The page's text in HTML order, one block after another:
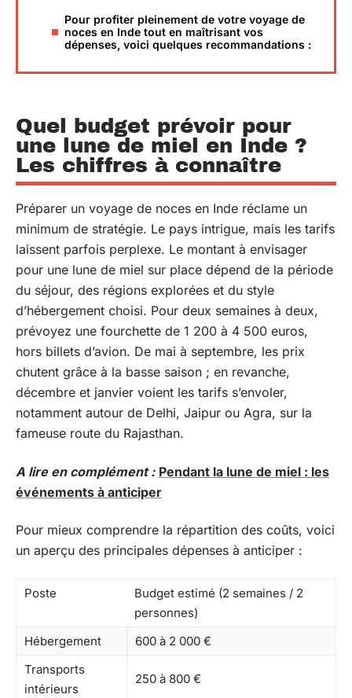
Pour profiter pleinement de votre voyage de
noces en Inde tout en maîtrisant vos
dépenses, voici quelques recommandations :
Quel budget prévoir pour
une lune de miel en Inde ?
Les chiffres à connaître
Préparer un voyage de noces en Inde réclame un
minimum de stratégie. Le pays intrigue, mais les tarifs
laissent parfois perplexe. Le montant à envisager
pour une lune de miel sur place dépend de la période
du séjour, des régions explorées et du style
d’hébergement choisi. Pour deux semaines à deux,
prévoyez une fourchette de 1 200 à 4 500 euros,
hors billets d’avion. De mai à septembre, les prix
chutent grâce à la basse saison ; en revanche,
décembre et janvier voient les tarifs s’envoler,
notamment autour de Delhi, Jaipur ou Agra, sur la
fameuse route du Rajasthan.
A lire en complément : Pendant la lune de miel : les
événements à anticiper
Pour mieux comprendre la répartition des coûts, voici
un aperçu des principales dépenses à anticiper :
Poste
Budget estimé (2 semaines / 2
personnes)
Hébergement
600 à 2 000 €
Transports
intérieurs
250 à 800 €